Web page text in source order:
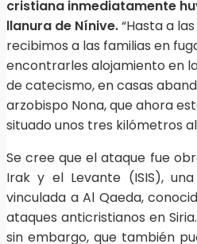
cristiana inmediatamente
llanura de Nínive.“Hasta a
recibimos a las familias en
encontrarles alojamiento en
de catecismo, en casas
arzobispo Nona, que ahora
situado unos tres kilómetros
Se cree que el ataque fue
Irak y el Levante (ISIS),
vinculada a Al Qaeda,
ataques anticristianos en
sin embargo, que también